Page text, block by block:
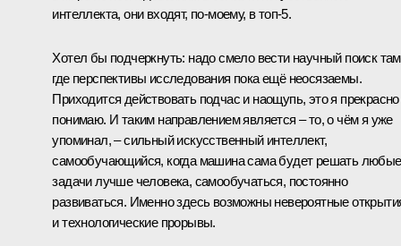
интеллекта, они входят, по-моему, в топ-5.
Хотел бы подчеркнуть: надо смело вести научный поиск
где перспективы исследования пока ещё неосязаемы.
Приходится действовать подчас и наощупь, это я прекрасно
понимаю. И таким направлением является – то, о чём я уже
упоминал, – сильный искусственный интеллект,
самообучающийся, когда машина сама будет решать любые
задачи лучше человека, самообучаться, постоянно
развиваться. Именно здесь возможны невероятные
и технологические прорывы.